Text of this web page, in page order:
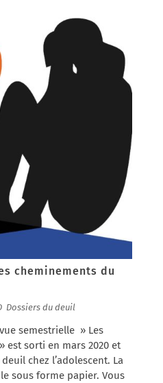
cheminements du
, Dossiers du deuil
semestrielle » Les
est sorti en mars 2020 et
chez l’adolescent. La
sous forme papier. Vous